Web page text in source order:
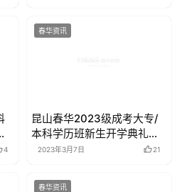
4
春华资讯
昆山春华2023级成考大专/
本科学历班新生开学典礼圆
满举行
2023年3月7日 21
春华资讯